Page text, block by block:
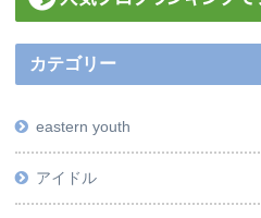
カテゴリー
eastern youth
アイドル